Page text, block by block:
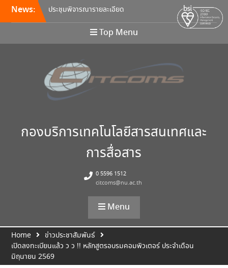
News:
ประชุมพิจารณารายละเอียด
คุณลักษณะ และกำหนดราคา
กลางครุภัณฑ์คอมพิวเตอร์ ครั้ง
ที่ 5/2569
Integration / Continuous
Deployment (CI/CD)
ขอเชิญเข้าร่วมการอบรมสัมมนา
“พัฒนาทักษะการเรียนการสอน
Top Menu
กองบริการเทคโนโลยีสารสนเทศและ
การสื่อสาร
0 5596 1512
citcoms@nu.ac.th
Menu
Home
ข่าวประชาสัมพันธ์
เปิดลงทะเบียนแล้ว ว ว !! หลักสูตรอบรมคอมพิวเตอร์ ประจำเดือน
มิถุนายน 2569